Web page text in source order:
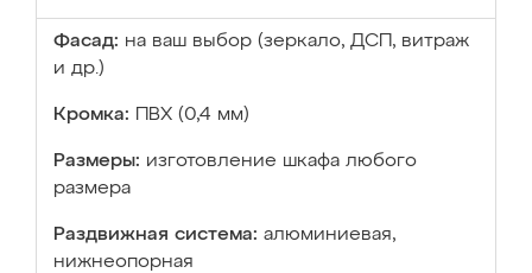
Фасад: на ваш выбор (зеркало, ДСП, витраж
и др.)
Кромка: ПВХ (0,4 мм)
Размеры: изготовление шкафа любого
размера
Раздвижная система: алюминиевая,
нижнеопорная